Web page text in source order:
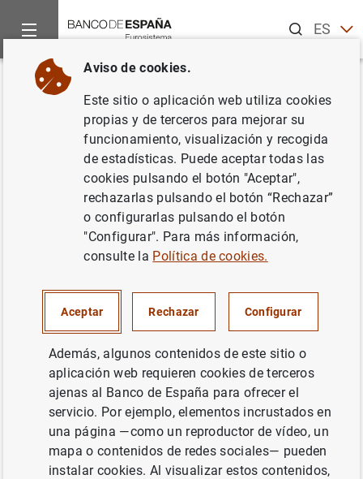
ESEN
Inicio Noticias y eventos
Volver
Actuaciones del Banco de
España en relación con el
Banco de Madrid
SISTEMA MONETARIO Y FINANCIERO
SUPERVISIÓN PRUDENCIAL, MUS
Actuaciones del Banco de España en
relación con el Banco de Madrid (80
KB
Aviso de cookies.
Este sitio o aplicación web utiliza cookies
propias y de terceros para mejorar su
funcionamiento, visualización y recogida
de estadísticas. Puede aceptar todas las
cookies pulsando el botón "Aceptar",
rechazarlas pulsando el botón “Rechazar”
o configurarlas pulsando el botón
"Configurar". Para más información,
consulte la Política de cookies.
Aceptar Rechazar Configurar
Además, algunos contenidos de este sitio o
aplicación web requieren cookies de terceros
ajenas al Banco de España para ofrecer el
servicio. Por ejemplo, elementos incrustados en
una página —como un reproductor de vídeo, un
mapa o contenidos de redes sociales— pueden
instalar cookies. Al visualizar estos contenidos,